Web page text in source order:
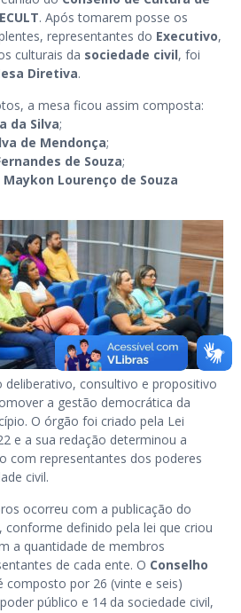
. Após tomarem posse os
representantes do Executivo,
culturais da sociedade civil, foi
Diretiva.
a mesa ficou assim composta:
da Silva;
de Mendonça;
de Souza;
Maykon Lourenço de Souza
deliberativo, consultivo e propositivo
a gestão democrática da
O órgão foi criado pela Lei
e a sua redação determinou a
com representantes dos poderes
civil.
ocorreu com a publicação do
, conforme definido pela lei que criou
a quantidade de membros
de cada ente. O Conselho
composto por 26 (vinte e seis)
público e 14 da sociedade civil,